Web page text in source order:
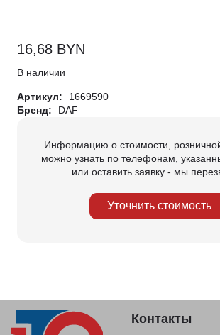
16,68 BYN
В наличии
Артикул:
1669590
Бренд:
DAF
Информацию о стоимости,
можно узнать по телефонам,
или оставить заявку - мы
Уточнить стоимость
Контакты